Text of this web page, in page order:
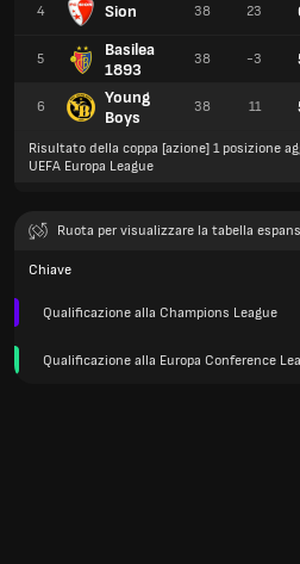
4 Sion
5
Basilea
1893
6
Young
Boys
38 23
38 -3
38 11
Risultato della coppa [azione] 1 posizione
UEFA Europa League
Ruota per visualizzare la tabella
Chiave
Qualificazione alla Champions League
Qualificazione alla Europa Conference